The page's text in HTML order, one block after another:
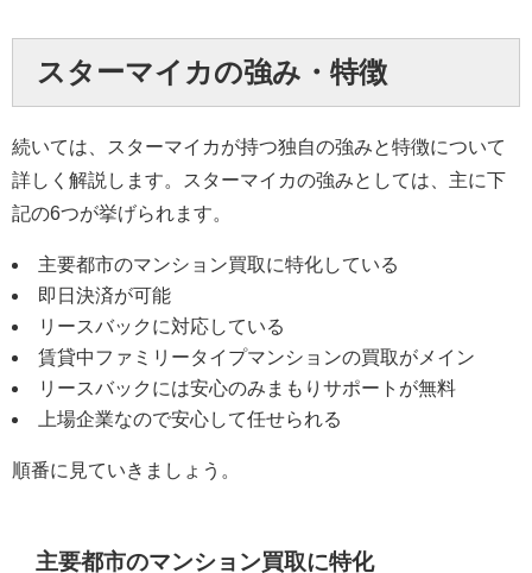
×
無料査定・売却相談
10時～18時/水曜日定休
スターマイカの強み・特徴
続いては、スターマイカが持つ独自の強みと特徴について
詳しく解説します。スターマイカの強みとしては、主に下
記の6つが挙げられます。
主要都市のマンション買取に特化している
即日決済が可能
リースバックに対応している
賃貸中ファミリータイプマンションの買取がメイン
リースバックには安心のみまもりサポートが無料
上場企業なので安心して任せられる
順番に見ていきましょう。
主要都市のマンション買取に特化